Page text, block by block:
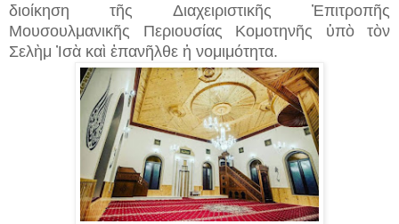
διοίκηση τῆς Διαχειριστικῆς Ἐπιτροπῆς
Μουσουλμανικῆς Περιουσίας Κομοτηνῆς ὑπὸ τὸν
Σελὴμ Ἰσὰ καὶ ἐπανῆλθε ἡ νομιμότητα.